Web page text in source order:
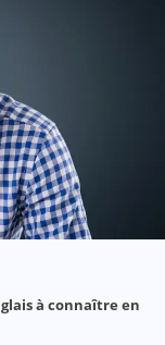
à connaître en